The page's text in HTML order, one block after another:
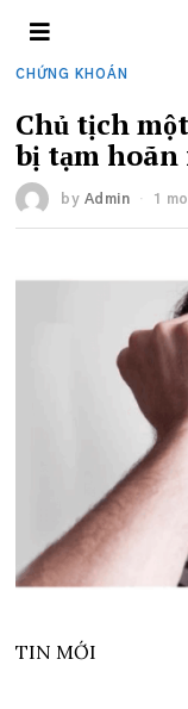
CHỨNG KHOÁN
Chủ tịch
bị tạm
by Admin 1
TIN MỚI